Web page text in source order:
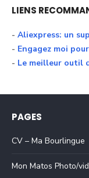
LIENS
- Aliexpress: un
- Engagez moi
- Le meilleur outil
PAGES
CV – Ma Bourlingue
Mon Matos Photo/